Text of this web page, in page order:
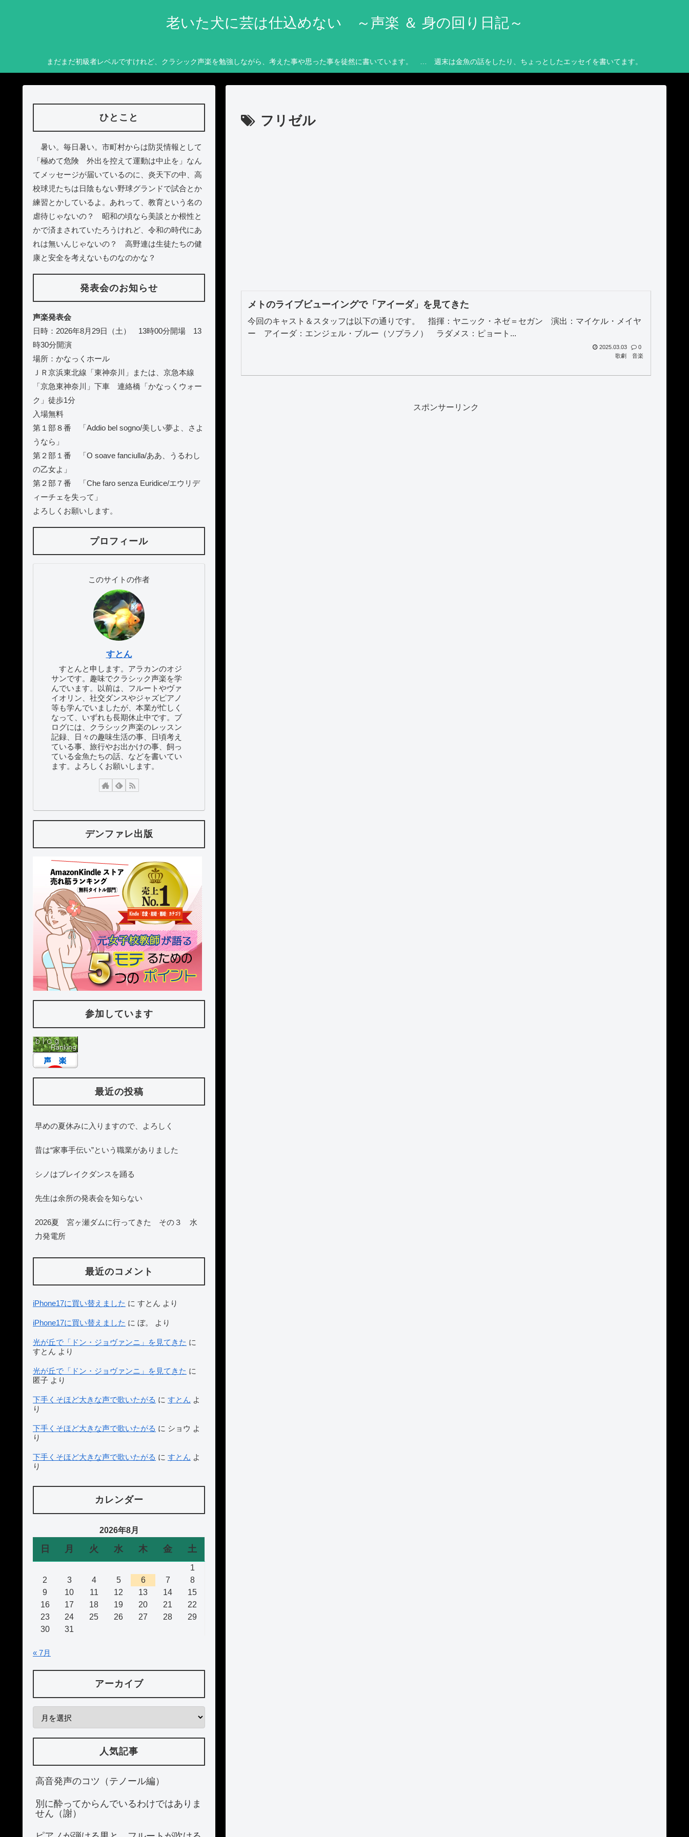
老いた犬に芸は仕込めない ～声楽 ＆ 身の回り日記～
まだまだ初級者レベルですけれど、クラシック声楽を勉強しながら、考えた事や思った事を徒然に書いています。 … 週末は金魚の話をしたり、ちょっとしたエッセイを書いてます。
フリゼル
メトのライブビューイングで「アイーダ」を見てきた
今回のキャスト＆スタッフは以下の通りです。 指揮：ヤニック・ネゼ＝セガン 演出：マイケル・メイヤ
ー アイーダ：エンジェル・ブルー（ソプラノ） ラダメス：ピョート...
2025.03.03
0
歌劇
音楽
スポンサーリンク
ひとこと
暑い。毎日暑い。市町村からは防災情報として
「極めて危険 外出を控えて運動は中止を」なん
てメッセージが届いているのに、炎天下の中、高
校球児たちは日陰もない野球グランドで試合とか
練習とかしているよ。あれって、教育という名の
虐待じゃないの？ 昭和の頃なら美談とか根性と
かで済まされていたろうけれど、令和の時代にあ
れは無いんじゃないの？ 高野連は生徒たちの健
康と安全を考えないものなのかな？
発表会のお知らせ
声楽発表会
日時：2026年8月29日（土） 13時00分開場 13
時30分開演
場所：かなっくホール
ＪＲ京浜東北線「東神奈川」または、京急本線
「京急東神奈川」下車 連絡橋「かなっくウォー
ク」徒歩1分
入場無料
第１部８番 「Addio bel sogno/美しい夢よ、さよ
うなら」
第２部１番 「O soave fanciulla/ああ、うるわし
の乙女よ」
第２部７番 「Che faro senza Euridice/エウリデ
ィーチェを失って」
よろしくお願いします。
プロフィール
このサイトの作者
すとん
すとんと申します。アラカンのオジ
サンです。趣味でクラシック声楽を学
んでいます。以前は、フルートやヴァ
イオリン、社交ダンスやジャズピアノ
等も学んでいましたが、本業が忙しく
なって、いずれも長期休止中です。ブ
ログには、クラシック声楽のレッスン
記録、日々の趣味生活の事、日頃考え
ている事、旅行やお出かけの事、飼っ
ている金魚たちの話、などを書いてい
ます。よろしくお願いします。
デンファレ出版
参加しています
最近の投稿
早めの夏休みに入りますので、よろしく
昔は“家事手伝い”という職業がありました
シノはブレイクダンスを踊る
先生は余所の発表会を知らない
2026夏 宮ヶ瀬ダムに行ってきた その３ 水
力発電所
最近のコメント
iPhone17に買い替えました に すとん より
iPhone17に買い替えました に ぼ。 より
光が丘で「ドン・ジョヴァンニ」を見てきた に
すとん より
光が丘で「ドン・ジョヴァンニ」を見てきた に
匿子 より
下手くそほど大きな声で歌いたがる に すとん よ
り
下手くそほど大きな声で歌いたがる に ショウ よ
り
下手くそほど大きな声で歌いたがる に すとん よ
り
カレンダー
2026年8月
日 月 火 水 木 金 土
1
2
3 4 5 6 7
8
9
10 11 12 13 14
15
16
17 18 19 20 21
22
23
24 25 26 27 28
29
30
31
« 7月
アーカイブ
人気記事
高音発声のコツ（テノール編）
別に酔ってからんでいるわけではありま
せん（謝）